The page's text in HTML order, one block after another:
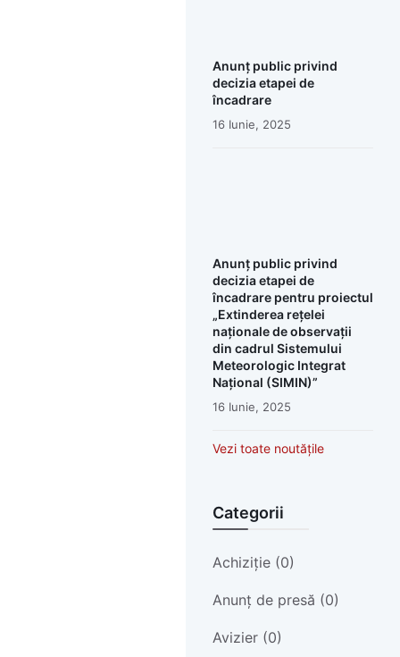
Anunț public privind
decizia etapei de
încadrare
16 Iunie, 2025
Anunț public privind
decizia etapei de
încadrare pentru proiectul
„Extinderea rețelei
naționale de observații
din cadrul Sistemului
Meteorologic Integrat
Național (SIMIN)”
16 Iunie, 2025
Vezi toate noutățile
Categorii
Achiziție (0)
Anunț de presă (0)
Avizier (0)